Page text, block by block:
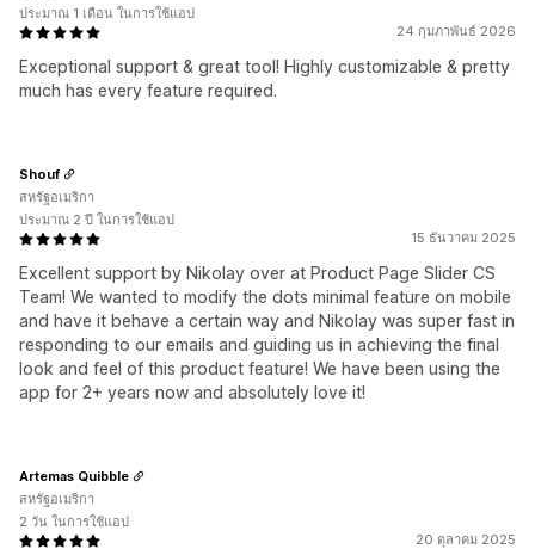
24 กุมภาพันธ์ 2026
Exceptional support & great tool! Highly customizable & pretty
much has every feature required.
ประมาณ 1 เดือน ในการใช้แอป
15 ธันวาคม 2025
Excellent support by Nikolay over at Product Page Slider CS
Team! We wanted to modify the dots minimal feature on mobile
and have it behave a certain way and Nikolay was super fast in
responding to our emails and guiding us in achieving the final
look and feel of this product feature! We have been using the
app for 2+ years now and absolutely love it!
Shouf
สหรัฐอเมริกา
ประมาณ 2 ปี ในการใช้แอป
20 ตุลาคม 2025
Artemas Quibble
สหรัฐอเมริกา
2 วัน ในการใช้แอป